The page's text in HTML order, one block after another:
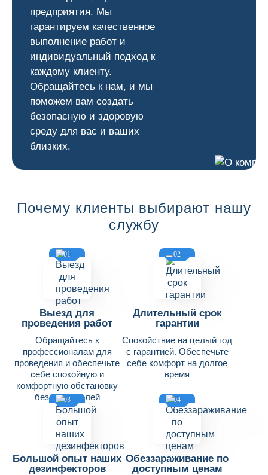
предприятия. Мы
гарантируем качественное
выполнение работ и
индивидуальный подход к
каждому клиенту.
Обращайтесь к нам, и мы
поможем вам создать
безопасную и здоровую
среду для вас и ваших
близких.
Почему клиенты выбирают нашу
службу
01
Выезд для
проведения работ
Обращайтесь к
профессионалам для
проведения и обеспечьте
себе спокойную и
комфортную обстановку
без вредителей
02
Длительный срок
гарантии
Спокойствие на целый год
с гарантией. Обеспечьте
себе комфорт на долгое
время
03
Большой опыт наших
дезинфекторов
04
Обеззараживание по
доступным ценам